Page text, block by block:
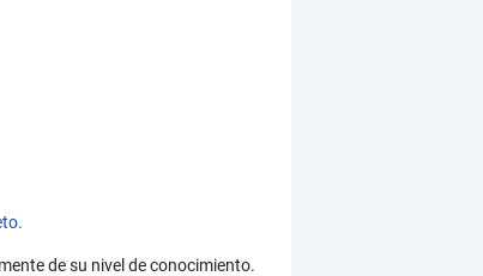
de su nivel de conocimiento.